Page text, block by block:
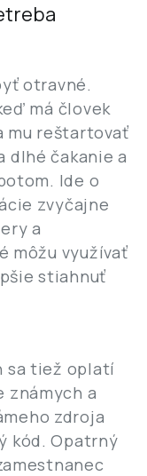
otravné.
má človek
mu reštartovať
dlhé čakanie a
Ide o
zvyčajne
a
môžu využívať
stiahnuť
sa tiež oplatí
známych a
zdroja
kód. Opatrný